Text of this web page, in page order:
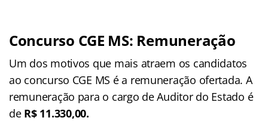
Concurso CGE MS: Remuneração
Um dos motivos que mais atraem os candidatos
ao concurso CGE MS é a remuneração ofertada. A
remuneração para o cargo de Auditor do Estado é
de R$ 11.330,00.